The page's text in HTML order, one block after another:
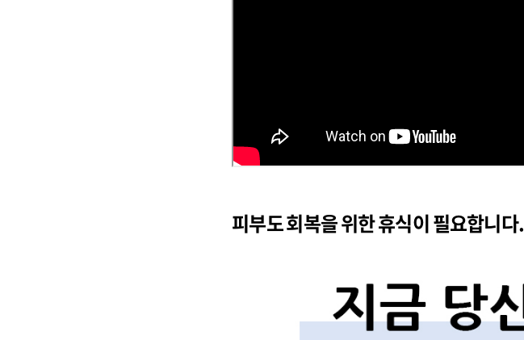
피부도 회복을 위한 휴식이 필요합니다.